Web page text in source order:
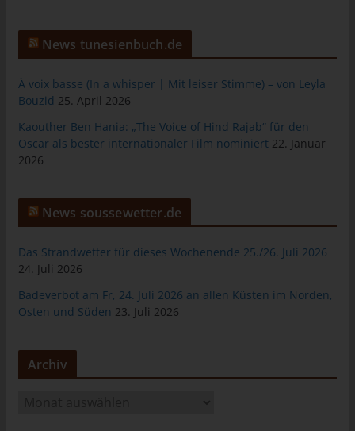
News tunesienbuch.de
À voix basse (In a whisper | Mit leiser Stimme) – von Leyla
Bouzid 25. April 2026
Kaouther Ben Hania: „The Voice of Hind Rajab“ für den
Oscar als bester internationaler Film nominiert 22. Januar
2026
News soussewetter.de
Das Strandwetter für dieses Wochenende 25./26. Juli 2026
24. Juli 2026
Badeverbot am Fr, 24. Juli 2026 an allen Küsten im Norden,
Osten und Süden 23. Juli 2026
Archiv
Zeichenfolge, durch welche Internetseiten und Server dem
konkreten Internetbrowser zugeordnet werden können, in dem
das Cookie gespeichert wurde. Dies ermöglicht es den
besuchten Internetseiten und Servern, den individuellen
Browser der betroffenen Person von anderen Internetbrowsern,
die andere Cookies enthalten, zu unterscheiden. Ein bestimmter
Internetbrowser kann über die eindeutige Cookie-ID
wiedererkannt und identifiziert werden.
Internetseite nutzerfreundlichere Services bereitstellen, die ohne
die Cookie-Setzung nicht möglich wären.
Mittels eines Cookies können die Informationen und Angebote
auf unserer Internetseite im Sinne des Benutzers optimiert
Benutzer unserer Internetseite wiederzuerkennen. Zweck dieser
Wiedererkennung ist es, den Nutzern die Verwendung unserer
Cookies verwendet, muss beispielsweise nicht bei jedem
Besuch der Internetseite erneut seine Zugangsdaten eingeben,